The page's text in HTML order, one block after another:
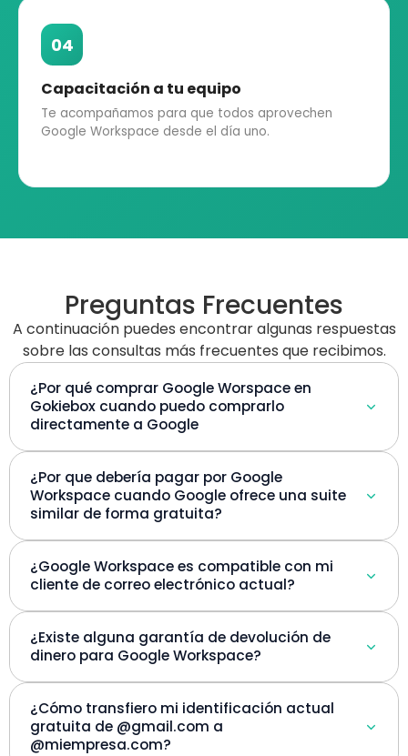
04
Capacitación a tu equipo
Te acompañamos para que todos aprovechen
Google Workspace desde el día uno.
Preguntas Frecuentes
A continuación puedes encontrar algunas respuestas
sobre las consultas más frecuentes que recibimos.
¿Por qué comprar Google Worspace en
Gokiebox cuando puedo comprarlo
directamente a Google
¿Por que debería pagar por Google
Workspace cuando Google ofrece una suite
similar de forma gratuita?
¿Google Workspace es compatible con mi
cliente de correo electrónico actual?
¿Existe alguna garantía de devolución de
dinero para Google Workspace?
¿Cómo transfiero mi identificación actual
gratuita de @gmail.com a
@miempresa.com?